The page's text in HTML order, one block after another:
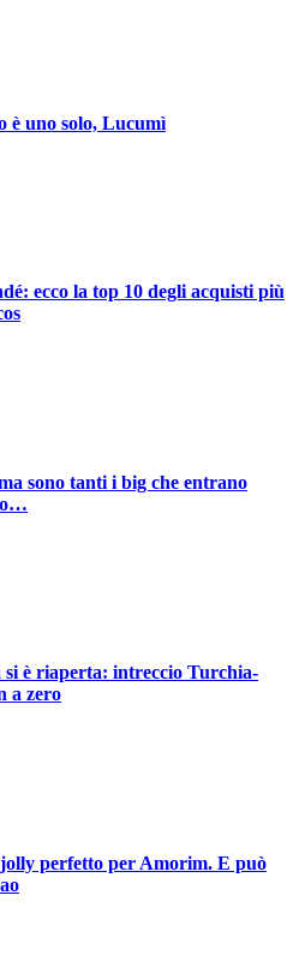
è uno solo, Lucumì
ecco la top 10 degli acquisti più
sono tanti i big che entrano
è riaperta: intreccio Turchia-
a zero
perfetto per Amorim. E può